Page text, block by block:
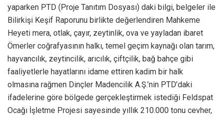
yaparken PTD (Proje Tanıtım Dosyası) daki bilgi, belgeler ile
Bilirkişi Keşif Raporunu birlikte değerlendiren Mahkeme
Heyeti mera, otlak, çayır, zeytinlik, ova ve yayladan ibaret
Ömerler coğrafyasının halkı, temel geçim kaynağı olan tarım,
hayvancılık, zeytincilik, arıcılık, çiftçilik, bağ bahçe gibi
faaliyetlerle hayatlarını idame ettiren kadim bir halk
olmasına rağmen Dinçler Madencilik A.Ş.’nin PTD’daki
ifadelerine göre bölgede gerçekleştirmek istediği Feldspat
Ocağı İşletme Projesi sayesinde yıllık 210.000 tonu cevher,